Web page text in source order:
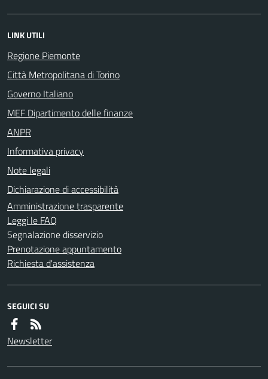
LINK UTILI
Regione Piemonte
Città Metropolitana di Torino
Governo Italiano
MEF Dipartimento delle finanze
ANPR
Informativa privacy
Note legali
Dichiarazione di accessibilità
Amministrazione trasparente
Leggi le FAQ
Segnalazione disservizio
Prenotazione appuntamento
Richiesta d'assistenza
SEGUICI SU
Newsletter